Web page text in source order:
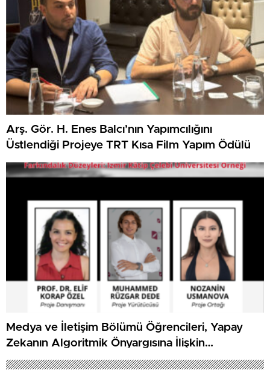
Arş. Gör. H. Enes Balcı’nın Yapımcılığını
Üstlendiği Projeye TRT Kısa Film Yapım Ödülü
Medya ve İletişim Bölümü Öğrencileri, Yapay
Zekanın Algoritmik Önyargısına İlişkin
Farkındalık Düzeylerini Araştıracak